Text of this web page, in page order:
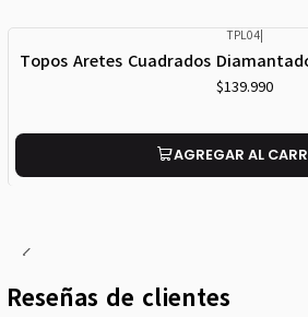
TPL04
Topos Aretes Cuadrados
$139.990
AGREGAR AL
Reseñas de clientes